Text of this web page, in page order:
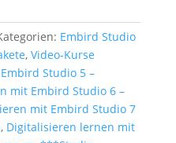
Embird Studio
, Video-Kurse
Studio 5 –
mit Embird Studio 6 –
mit Embird Studio 7
, Digitalisieren lernen mit